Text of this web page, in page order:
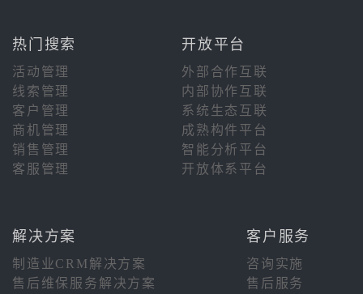
热门搜索 开放平台
活动管理
外部合作互联
线索管理
内部协作互联
客户管理
系统生态互联
商机管理
成熟构件平台
销售管理
智能分析平台
客服管理
开放体系平台
解决方案 客户服务
制造业CRM解决方案
咨询实施
售后维保服务解决方案
售后服务